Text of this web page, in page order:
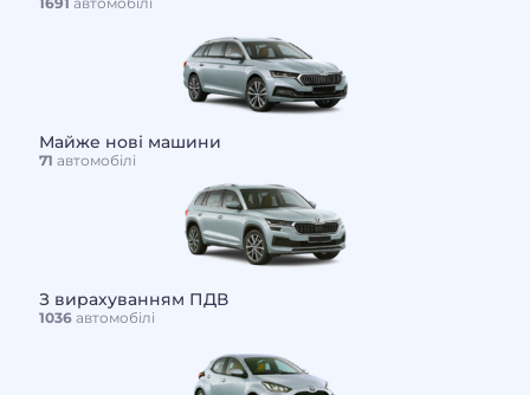
Майже нові машини
71 автомобілі
З вирахуванням ПДВ
1036автомобілі